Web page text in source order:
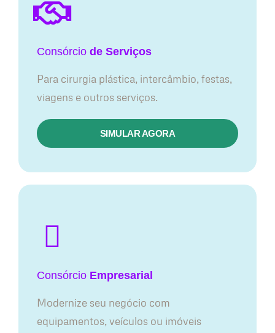
Consórcio de Serviços
Para cirurgia plástica, intercâmbio, festas,
viagens e outros serviços.
SIMULAR AGORA
Consórcio Empresarial
Modernize seu negócio com
equipamentos, veículos ou imóveis